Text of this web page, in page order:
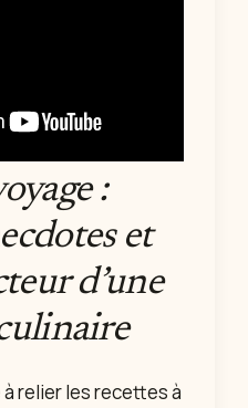
:
et
d’une
relier les recettes à